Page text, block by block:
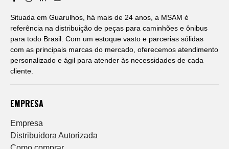
Situada em Guarulhos, há mais de 24 anos, a MSAM é
referência na distribuição de peças para caminhões e ônibus
para todo Brasil. Com um estoque vasto e parcerias sólidas
com as principais marcas do mercado, oferecemos atendimento
personalizado e ágil para atender às necessidades de cada
cliente.
EMPRESA
Empresa
Distribuidora Autorizada